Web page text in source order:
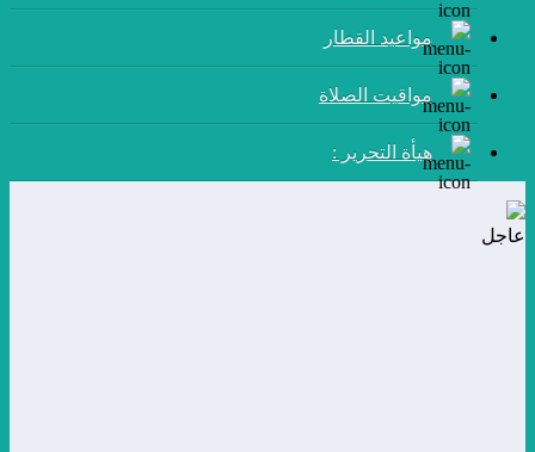
مواعيد القطار
مواقيت الصلاة
هيأة التحرير :
عاجل